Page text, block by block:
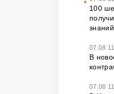
100
знаний
07.08
В
07.08